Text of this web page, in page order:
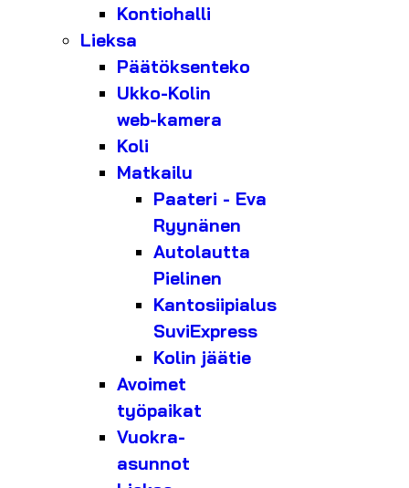
Kontiohalli
Lieksa
Päätöksenteko
Ukko-Kolin
web-kamera
Koli
Matkailu
Paateri - Eva
Ryynänen
Autolautta
Pielinen
Kantosiipialus
SuviExpress
Kolin jäätie
Avoimet
työpaikat
Vuokra-
asunnot